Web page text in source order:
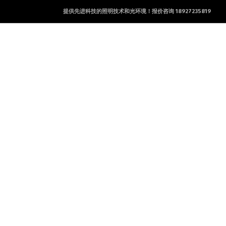
提供先进科技的照明技术和光环境！报价咨询 18927235819